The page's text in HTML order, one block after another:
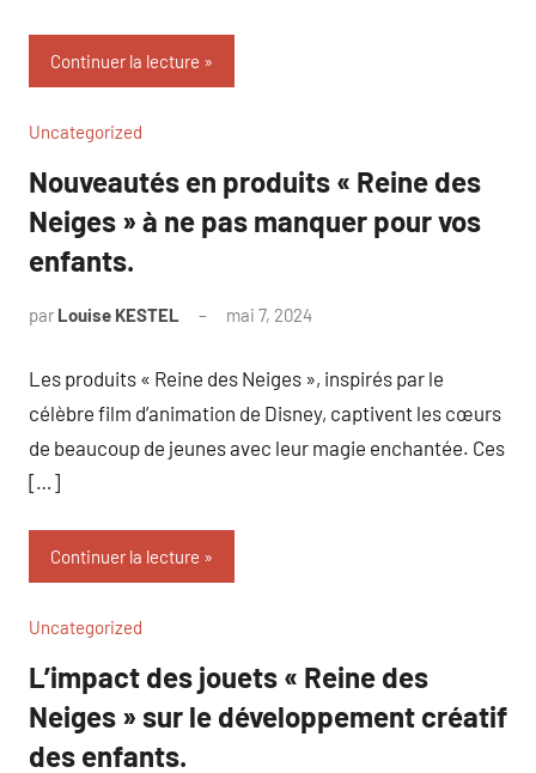
Continuer la lecture
Uncategorized
Nouveautés en produits « Reine des
Neiges » à ne pas manquer pour vos
enfants.
par Louise KESTEL mai 7, 2024
Les produits « Reine des Neiges », inspirés par le
célèbre film d’animation de Disney, captivent les cœurs
de beaucoup de jeunes avec leur magie enchantée. Ces
[…]
Continuer la lecture
Uncategorized
L’impact des jouets « Reine des
Neiges » sur le développement créatif
des enfants.